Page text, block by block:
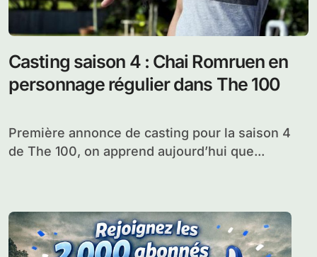
Casting saison 4 : Chai Romruen en
personnage régulier dans The 100
Première annonce de casting pour la saison 4
de The 100, on apprend aujourd’hui que...